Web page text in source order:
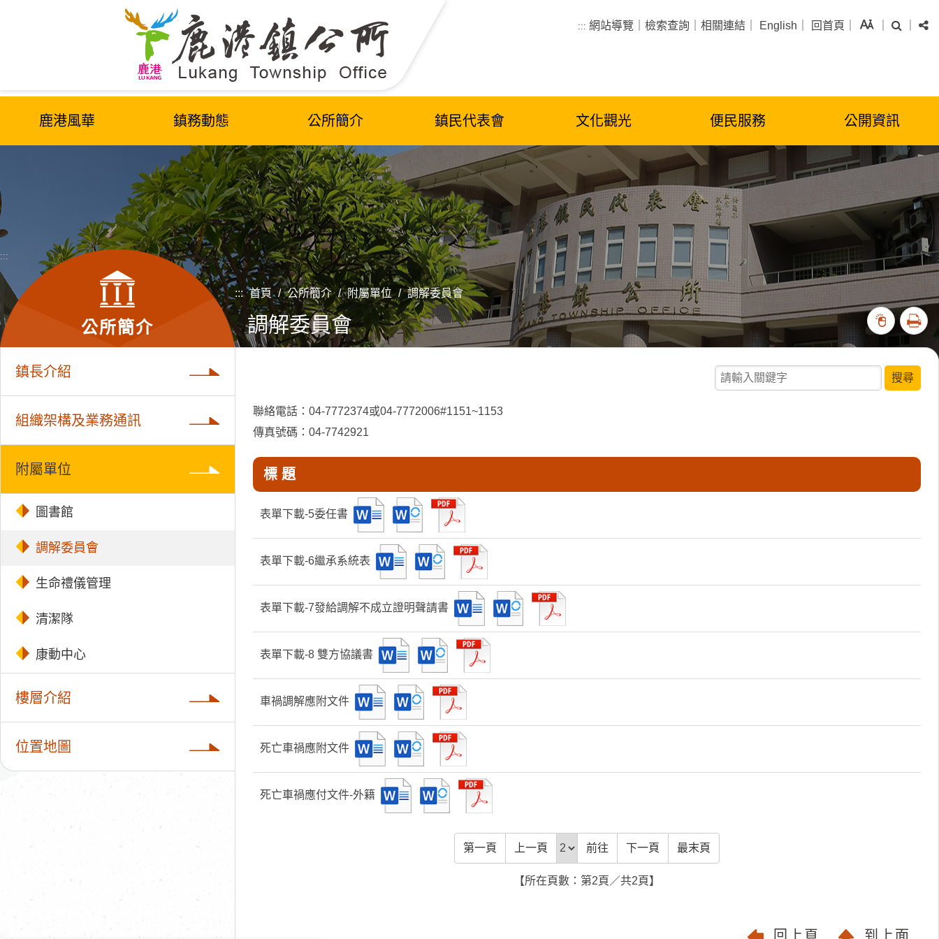
::: 網站導覽 檢索查詢 相關連結 English 回首頁 字級 搜尋
鹿港風華 鎮務動態 公所簡介 鎮民代表會 文化觀光 便民服務 公開資訊
::: 首頁 / 公所簡介 / 附屬單位 / 調解委員會
調解委員會
24114
列印
:::
公所簡介
鎮長介紹
組織架構及業務通訊
附屬單位
圖書館
調解委員會
生命禮儀管理
清潔隊
康動中心
樓層介紹
位置地圖
請輸入關鍵字
聯絡電話：04-7772374或04-7772006#1151~1153
傳真號碼：04-7742921
標 題
表單下載-5委任書
表單下載-6繼承系統表
表單下載-7發給調解不成立證明聲請書
表單下載-8 雙方協議書
車禍調解應附文件
死亡車禍應附文件
死亡車禍應付文件-外籍
第一頁 上一頁 前往頁前往 下一頁 最末頁
【所在頁數：第2頁／共2頁】
回上頁 到上面